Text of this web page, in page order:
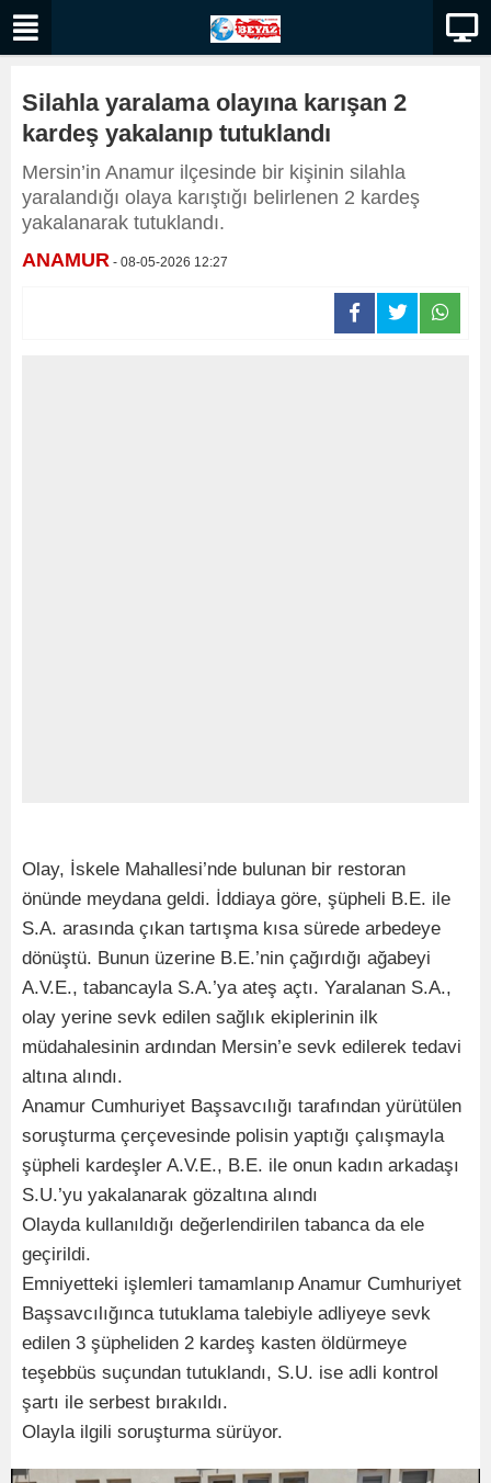
Silahla yaralama olayına karışan 2
kardeş yakalanıp tutuklandı
Mersin’in Anamur ilçesinde bir kişinin silahla
yaralandığı olaya karıştığı belirlenen 2 kardeş
yakalanarak tutuklandı.
ANAMUR - 08-05-2026 12:27
Olay, İskele Mahallesi’nde bulunan bir restoran
önünde meydana geldi. İddiaya göre, şüpheli B.E. ile
S.A. arasında çıkan tartışma kısa sürede arbedeye
dönüştü. Bunun üzerine B.E.’nin çağırdığı ağabeyi
A.V.E., tabancayla S.A.’ya ateş açtı. Yaralanan S.A.,
olay yerine sevk edilen sağlık ekiplerinin ilk
müdahalesinin ardından Mersin’e sevk edilerek tedavi
altına alındı.
Anamur Cumhuriyet Başsavcılığı tarafından yürütülen
soruşturma çerçevesinde polisin yaptığı çalışmayla
şüpheli kardeşler A.V.E., B.E. ile onun kadın arkadaşı
S.U.’yu yakalanarak gözaltına alındı
Olayda kullanıldığı değerlendirilen tabanca da ele
geçirildi.
Emniyetteki işlemleri tamamlanıp Anamur Cumhuriyet
Başsavcılığınca tutuklama talebiyle adliyeye sevk
edilen 3 şüpheliden 2 kardeş kasten öldürmeye
teşebbüs suçundan tutuklandı, S.U. ise adli kontrol
şartı ile serbest bırakıldı.
Olayla ilgili soruşturma sürüyor.